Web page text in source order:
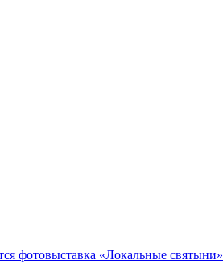
фотовыставка «Локальные святыни»